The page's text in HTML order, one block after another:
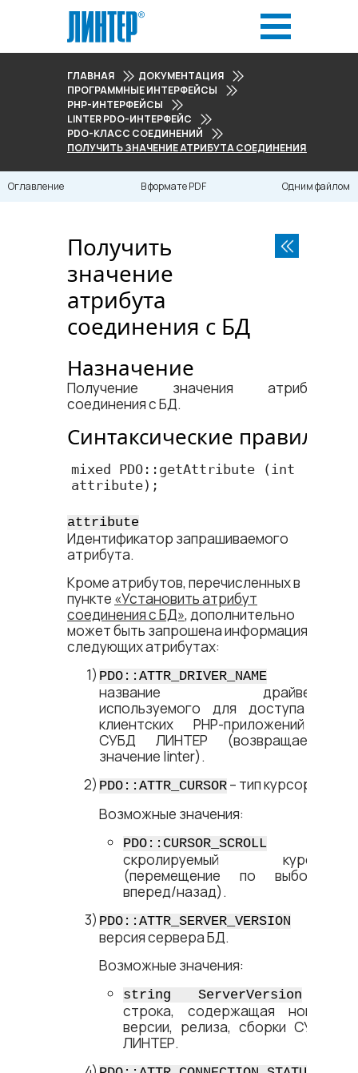
ГЛАВНАЯ
ДОКУМЕНТАЦИЯ
ПРОГРАММНЫЕ ИНТЕРФЕЙСЫ
PHP-ИНТЕРФЕЙСЫ
LINTER PDO-ИНТЕРФЕЙС
PDO-КЛАСС СОЕДИНЕНИЙ
ПОЛУЧИТЬ ЗНАЧЕНИЕ АТРИБУТА СОЕДИНЕНИЯ С БД
Оглавление В формате PDF Одним файлом
Получить
значение
атрибута
соединения с БД
Назначение
Получение значения атрибута
соединения с БД.
Синтаксические правила
mixed PDO::getAttribute (int
attribute);
attribute
Идентификатор запрашиваемого
атрибута.
Кроме атрибутов, перечисленных в
пункте «Установить атрибут
соединения с БД», дополнительно
может быть запрошена информация о
следующих атрибутах:
PDO::ATTR_DRIVER_NAME
название драйвера,
используемого для доступа из
клиентских PHP-приложений к
СУБД ЛИНТЕР (возвращается
значение linter).
PDO::ATTR_CURSOR – тип курсора.
Возможные значения:
PDO::CURSOR_SCROLL
скролируемый курсор
(перемещение по выборке
вперед/назад).
PDO::ATTR_SERVER_VERSION
версия сервера БД.
Возможные значения:
string ServerVersion
строка, содержащая номер
версии, релиза, сборки СУБД
ЛИНТЕР.